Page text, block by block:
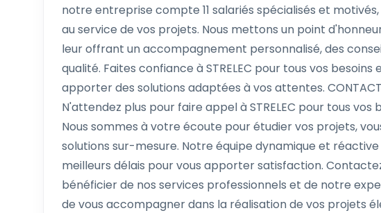
notre entreprise compte 11 salariés spécialisés et
au service de vos projets. Nous mettons un point
leur offrant un accompagnement personnalisé, des
qualité. Faites confiance à STRELEC pour tous vos
apporter des solutions adaptées à vos attentes.
N'attendez plus pour faire appel à STRELEC pour tous
Nous sommes à votre écoute pour étudier vos projets,
solutions sur-mesure. Notre équipe dynamique et
meilleurs délais pour vous apporter satisfaction.
bénéficier de nos services professionnels et de notre
de vous accompagner dans la réalisation de vos projets